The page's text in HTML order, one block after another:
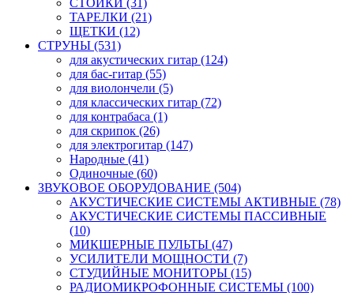
ТАРЕЛКИ (21)
ЩЕТКИ (12)
СТРУНЫ (531)
для акустических гитар (124)
для бас-гитар (55)
для виолончели (5)
для классических гитар (72)
для контрабаса (1)
для скрипок (26)
для электрогитар (147)
Народные (41)
Одиночные (60)
ЗВУКОВОЕ ОБОРУДОВАНИЕ (504)
АКУСТИЧЕСКИЕ СИСТЕМЫ АКТИВНЫЕ (78)
АКУСТИЧЕСКИЕ СИСТЕМЫ ПАССИВНЫЕ
(10)
МИКШЕРНЫЕ ПУЛЬТЫ (47)
УСИЛИТЕЛИ МОЩНОСТИ (7)
СТУДИЙНЫЕ МОНИТОРЫ (15)
РАДИОМИКРОФОННЫЕ СИСТЕМЫ (100)